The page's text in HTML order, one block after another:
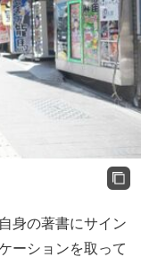
身の著書にサイン
ーションを取って